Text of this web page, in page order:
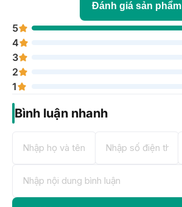
Đánh giá sản phẩm
5
4
3
2
1
Bình luận nhanh